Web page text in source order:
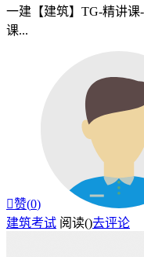
一建【建筑】TG-精讲
课...
赞(0)
建筑考试 阅读()去评论